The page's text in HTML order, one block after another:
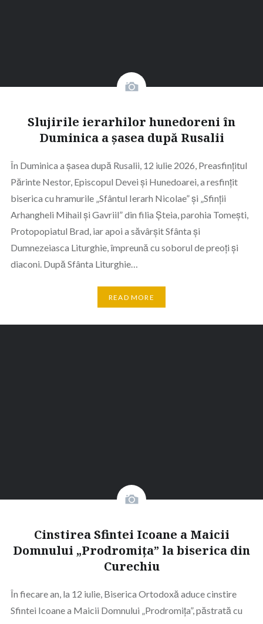
Slujirile ierarhilor hunedoreni în
Duminica a șasea după Rusalii
În Duminica a șasea după Rusalii, 12 iulie 2026, Preasfințitul
Părinte Nestor, Episcopul Devei și Hunedoarei, a resfințit
biserica cu hramurile „Sfântul Ierarh Nicolae” și „Sfinții
Arhangheli Mihail și Gavriil” din filia Șteia, parohia Tomești,
Protopopiatul Brad, iar apoi a săvârșit Sfânta și
Dumnezeiasca Liturghie, împreună cu soborul de preoți și
diaconi. După Sfânta Liturghie…
READ MORE
Cinstirea Sfintei Icoane a Maicii
Domnului „Prodromița” la biserica din
Curechiu
În fiecare an, la 12 iulie, Biserica Ortodoxă aduce cinstire
Sfintei Icoane a Maicii Domnului „Prodromița”, păstrată cu